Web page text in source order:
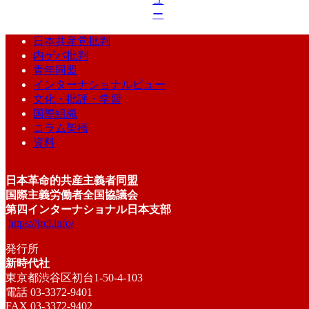
ー
日本共産党批判
内ゲバ批判
青年同盟
インターナショナルビュー
文化・批評・学習
国際組織
コラム架橋
資料
日本革命的共産主義者同盟
国際主義労働者全国協議会
第四インターナショナル日本支部
https://jrcl.info/
発行所
新時代社
東京都渋谷区初台1-50-4-103
電話 03-3372-9401
FAX 03-3372-9402